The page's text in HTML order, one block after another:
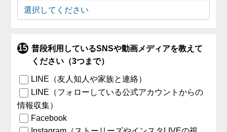
普段利用しているSNSや動画メディアを教えて
ください（3つまで）
LINE（友人知人や家族と連絡）
LINE（フォローしている公式アカウントからの
情報収集）
Facebook